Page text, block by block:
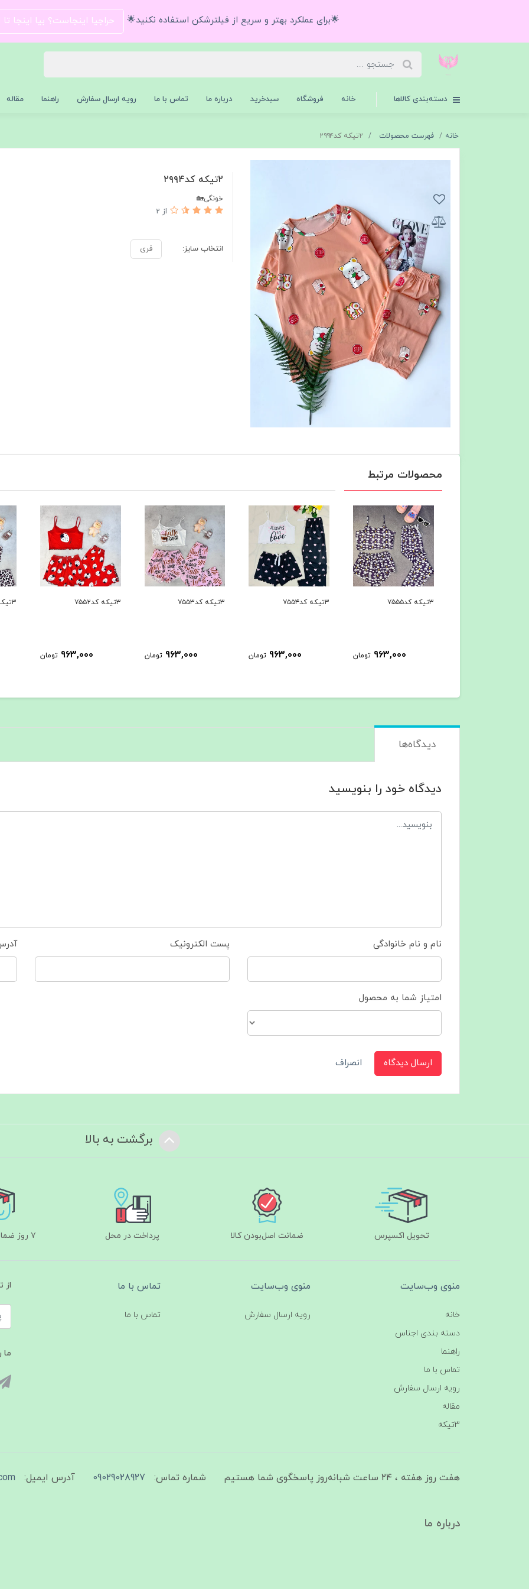
🌟برای عملکرد بهتر و سریع از فیلترشکن استفاده نکنید🌟 حراجیا اینجاست؟ بیا اینجا
دسته‌بندی کالاها خانه فروشگاه سبدخرید درباره ما تماس با ما رویه ارسال سفارش راهنما مقاله
خانه فهرست محصولات ۲تیکه کد۲۹۹۴
۲تیکه کد۲۹۹۴
خونگی🏡
از 2
انتخاب سایز: فری
محصولات مرتبط
۳تیکه کد۷۵۵۴
963,000 تومان
۳تیکه کد۷۵۵۳
963,000 تومان
۳تیکه کد۷۵۵۲
963,000 تومان
۳تیکه کد۷۵۵۱
963,000 تومان
۳تیکه کد۷۵۵۰
دیدگاه‌ها
دیدگاه خود را بنویسید
نام و نام خانوادگی پست الکترونیک
امتیاز شما به محصول
ارسال دیدگاه انصراف
برگشت به بالا
تحویل اکسپرس ضمانت اصل‌بودن کالا پرداخت در محل ۷ روز ضمانت بازگشت
منوی وب‌سایت
خانه
دسته بندی اجناس
راهنما
تماس با ما
رویه ارسال سفارش
مقاله
3تیکه
منوی وب‌سایت
رویه ارسال سفارش
تماس با ما
تماس با ما
از
ما
هفت روز هفته ، ۲۴ ساعت شبانه‌روز پاسخگوی شما هستیم شماره تماس: 09029028927 آدرس ایمیل:
درباره ما